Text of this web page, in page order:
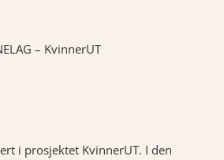
– KvinnerUT
i prosjektet KvinnerUT. I den